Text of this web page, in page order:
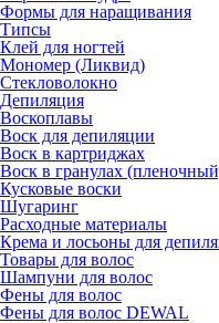
Формы для наращивания
Типсы
Клей для ногтей
Мономер (Ликвид)
Стекловолокно
Депиляция
Воскоплавы
Воск для депиляции
Воск в картриджах
Воск в гранулах
Кусковые воски
Шугаринг
Расходные материалы
Крема и лосьоны для
Товары для волос
Шампуни для волос
Фены для волос
Фены для волос DEWAL